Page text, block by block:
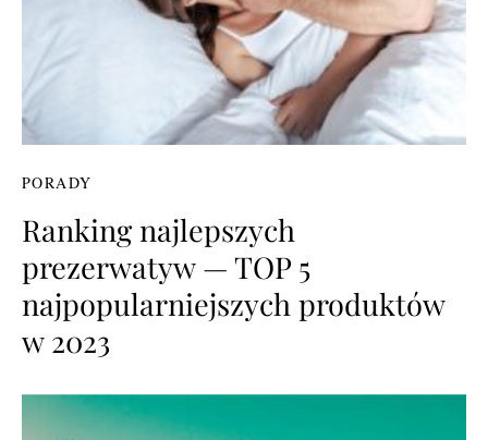
PORADY
Ranking najlepszych
prezerwatyw — TOP 5
najpopularniejszych produktów
w 2023